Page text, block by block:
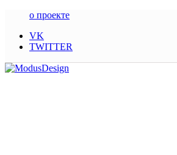
о проекте
VK
TWITTER